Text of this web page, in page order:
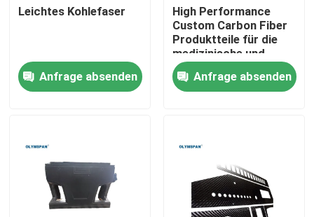
Produkte
Videos
Leichtes Kohlefaser
Anfrage absenden
High Performance
Custom Carbon Fiber
Produktteile für die
medizinische und
Automobilindustrie
Anfrage absenden